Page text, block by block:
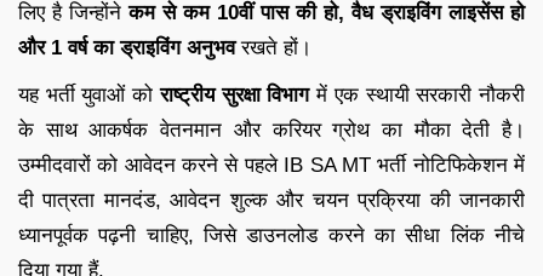
लिए है जिन्होंनेकम से कम 10वीं पास की हो, वैध ड्राइविंग लाइसेंस हो
और 1 वर्ष का ड्राइविंग अनुभवरखते हों।
यह भर्ती युवाओं कोराष्ट्रीय सुरक्षा विभागमें एक स्थायी सरकारी नौकरी
के साथ आकर्षक वेतनमान और करियर ग्रोथ का मौका देती है।
उम्मीदवारों को आवेदन करने से पहले IB SA MT भर्ती नोटिफिकेशन में
दी पात्रता मानदंड, आवेदन शुल्क और चयन प्रक्रिया की जानकारी
ध्यानपूर्वक पढ़नी चाहिए, जिसे डाउनलोड करने का सीधा लिंक नीचे
दिया गया हैं.